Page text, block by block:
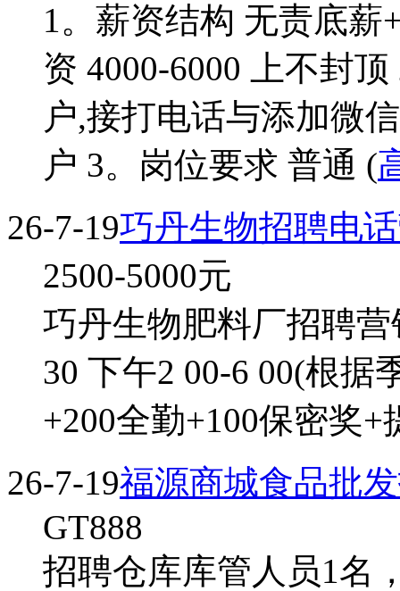
1。薪资结构 无责底薪
资 4000-6000 上不封
户,接打电话与添加微
户 3。岗位要求 普通 (
26-7-19巧丹生物招聘电
2500-5000元
巧丹生物肥料厂招聘
30 下午2 00-6 00(根据
+200全勤+100保密奖
26-7-19福源商城食品批
GT888
招聘仓库库管人员1名